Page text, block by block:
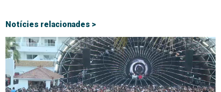
Notícies relacionades >